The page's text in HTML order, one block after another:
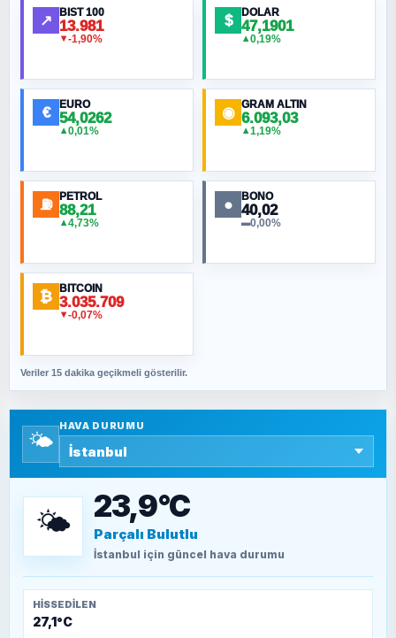
MURAT ÖZKAN
NURETTIN BÖLÜK
ORHAN KILIÇOĞLU
Fahişeye beyinli bir müstevli alçağına
SAVAŞ ŞAHİN
SEYFULLAH ÇİÇEK
TEOMAN ALPASLAN
Kütahya-Eskişehir Muharebeleri (10-24
↗ BIST 100
13.981
▼-1,90%
$ DOLAR
47,1901
▲0,19%
€ EURO
54,0262
▲0,01%
◉ GRAM ALTIN
6.093,03
▲1,19%
⛽ PETROL
88,21
▲4,73%
● BONO
40,02
▬0,00%
₿ BITCOIN
3.035.709
▼-0,07%
Veriler 15 dakika geçikmeli gösterilir.
🌤️
HAVA DURUMU
🌤️ 23,9°C
Parçalı Bulutlu
İstanbul için güncel hava durumu
HISSEDILEN
27,1°C